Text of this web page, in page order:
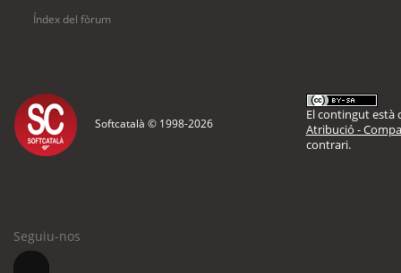
Índex del fòrum
Softcatalà © 1998-2026
El contingut està
Atribució -
contrari.
Seguiu-nos